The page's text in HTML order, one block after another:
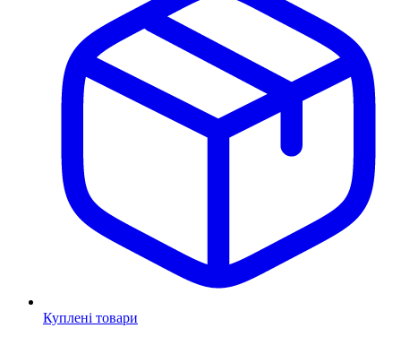
Куплені товари